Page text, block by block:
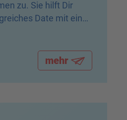
zu. Sie hilft Dir
Date mit einer
mehr